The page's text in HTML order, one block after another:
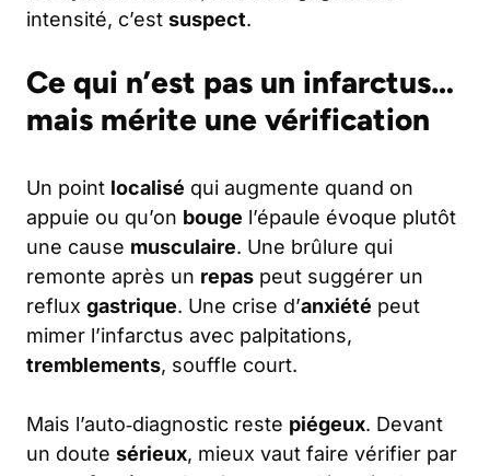
intensité, c’est suspect.
Ce qui n’est pas un infarctus…
mais mérite une vérification
Un point localisé qui augmente quand on
appuie ou qu’on bouge l’épaule évoque plutôt
une cause musculaire. Une brûlure qui
remonte après un repas peut suggérer un
reflux gastrique. Une crise d’anxiété peut
mimer l’infarctus avec palpitations,
tremblements, souffle court.
Mais l’auto‑diagnostic reste piégeux. Devant
un doute sérieux, mieux vaut faire vérifier par